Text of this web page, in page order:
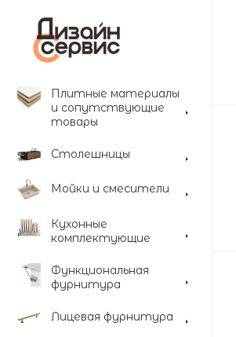
Плитные материалы
и сопутствующие
товары
Столешницы
Мойки и смесители
Кухонные
комплектующие
Функциональная
фурнитура
Лицевая фурнитура